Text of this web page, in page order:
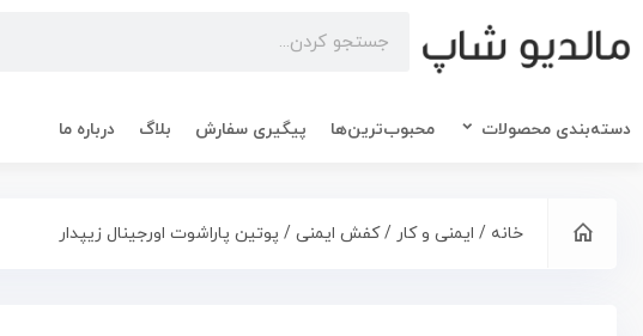
دسته‌بندی محصولات محبوب‌ترین‌ها پیگیری سفارش بلاگ درباره ما
خانه / ایمنی و کار /کفش ایمنی / پوتین پاراشوت اورجینال زیپدار